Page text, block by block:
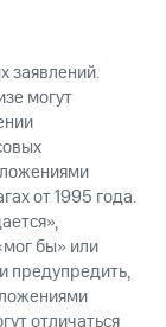
заявлений.
могут
от 1995 года.
бы» или
предупредить,